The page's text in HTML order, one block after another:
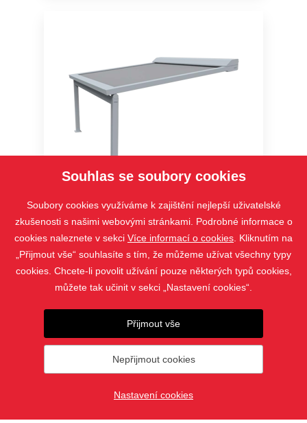
HRV80-ZIP-2P
PRODUKTY
Souhlas se soubory cookies
Soubory cookies využíváme k zajištění nejlepší uživatelské
zkušenosti s našimi webovými stránkami. Podrobné informace o
cookies naleznete v sekci Více informací o cookies . Kliknutím na
„Přijmout vše“ souhlasíte s tím, že můžeme užívat všechny typy
cookies. Chcete-li povolit užívání pouze některých typů cookies,
můžete tak učinit v sekci „Nastavení cookies“.
Přijmout vše
Nepřijmout cookies
Nastavení cookies